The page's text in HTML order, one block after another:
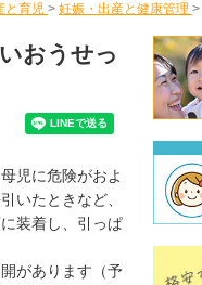
と育児 > 妊娠・出産と健康管理 >
おうせっ
児に危険がおよ
いたときなど、
装着し、引っぱ
があります（予